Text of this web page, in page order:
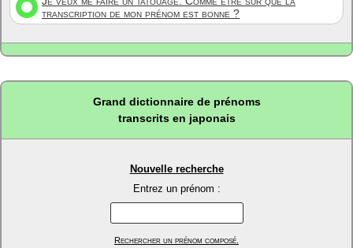
transcription de mon prénom est bonne ?
Grand dictionnaire de prénoms
transcrits en japonais
Nouvelle recherche
Entrez un prénom :
Rechercher un prénom composé.